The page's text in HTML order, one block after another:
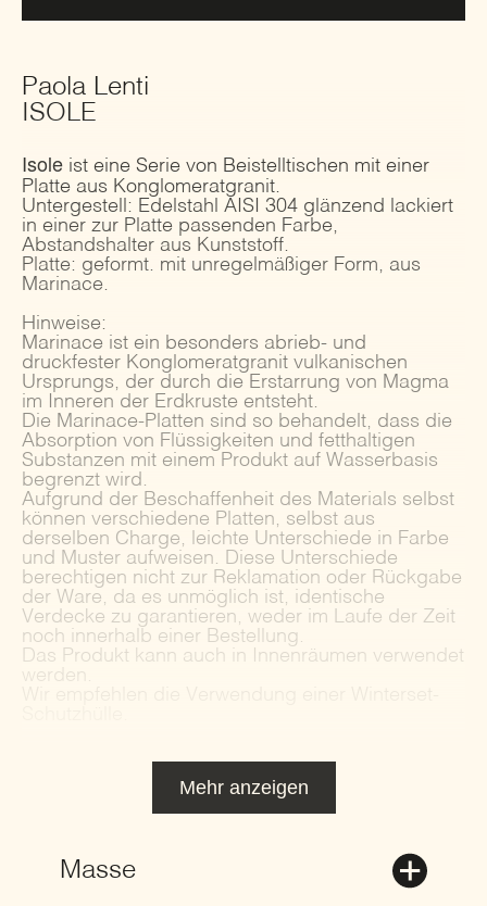
Paola Lenti
ISOLE
Isole ist eine Serie von Beistelltischen mit einer
Platte aus Konglomeratgranit.
Untergestell: Edelstahl AISI 304 glänzend lackiert
in einer zur Platte passenden Farbe,
Abstandshalter aus Kunststoff.
Platte: geformt. mit unregelmäßiger Form, aus
Marinace.
Hinweise:
Marinace ist ein besonders abrieb- und
druckfester Konglomeratgranit vulkanischen
Ursprungs, der durch die Erstarrung von Magma
im Inneren der Erdkruste entsteht.
Die Marinace-Platten sind so behandelt, dass die
Absorption von Flüssigkeiten und fetthaltigen
Substanzen mit einem Produkt auf Wasserbasis
begrenzt wird.
Aufgrund der Beschaffenheit des Materials selbst
können verschiedene Platten, selbst aus
derselben Charge, leichte Unterschiede in Farbe
und Muster aufweisen. Diese Unterschiede
berechtigen nicht zur Reklamation oder Rückgabe
der Ware, da es unmöglich ist, identische
Verdecke zu garantieren, weder im Laufe der Zeit
noch innerhalb einer Bestellung.
Das Produkt kann auch in Innenräumen verwendet
werden.
Mehr anzeigen
Masse